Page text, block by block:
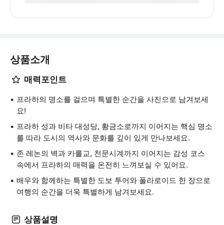
상품소개
매력포인트
프라하의 명소를 걸으며 특별한 순간을 사진으로 남겨보세
요!
프라하 성과 비타 대성당, 황금소로까지 이어지는 핵심 명소
를 따라 도시의 역사와 문화를 깊이 있게 만나보세요.
존 레논의 벽과 카를교, 천문시계까지 이어지는 감성 코스
속에서 프라하의 매력을 온전히 느껴보실 수 있어요.
배우와 함께하는 특별한 도보 투어와 폴라로이드 한 장으로
여행의 순간을 더욱 특별하게 남겨보세요.
상품설명